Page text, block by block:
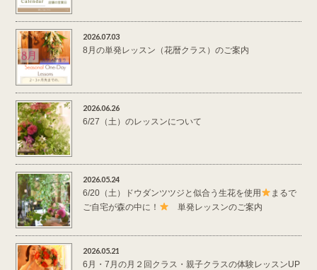
2026.07.03
8月の単発レッスン（花暦クラス）のご案内
2026.06.26
6/27（土）のレッスンについて
2026.05.24
6/20（土）ドウダンツツジと似合う生花を使用
まるで
ご自宅が森の中に！
単発レッスンのご案内
2026.05.21
6月・7月の月２回クラス・親子クラスの体験レッスンUP